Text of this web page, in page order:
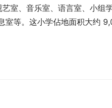
室、音乐室、语言室、小组
室等。这小学佔地面积大约